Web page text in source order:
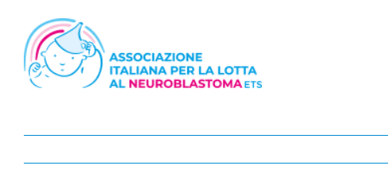
contenuto